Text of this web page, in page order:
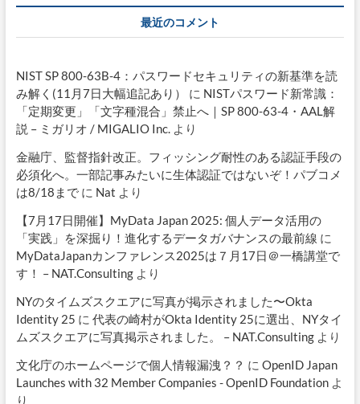
最近のコメント
NIST SP 800-63B-4：パスワードセキュリティの新基準を読
み解く(11月7日大幅追記あり）
に NISTパスワード新常識：
「定期変更」「文字種混合」禁止へ｜SP 800-63-4・AAL解
説 – ミガリオ / MIGALIO Inc.より
金融庁、監督指針改正。フィッシング耐性のある認証手段の
必須化へ。一部記事みたいに生体認証ではないぞ！パブコメ
は8/18までに Nat より
【7月17日開催】MyData Japan 2025: 個人データ活用の
「実践」を深掘り！進化するデータガバナンスの最前線 に
MyDataJapanカンファレンス2025は７月17日＠一橋講堂で
す！ – NAT.Consultingより
NYのタイムズスクエアに写真が掲示されました〜Okta
Identity 25 に 代表の崎村がOkta Identity 25に選出、NYタイ
ムズスクエアに写真掲示されました。 – NAT.Consultingより
文化庁のホームページで個人情報漏洩？？ に OpenID Japan
Launches with 32 Member Companies - OpenID Foundationよ
り